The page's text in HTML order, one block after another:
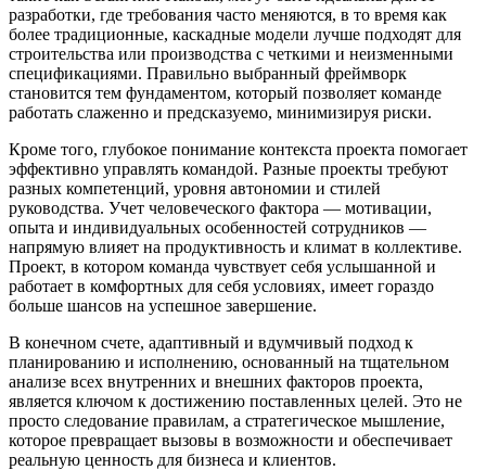
разработки, где требования часто меняются, в то время как
более традиционные, каскадные модели лучше подходят для
строительства или производства с четкими и неизменными
спецификациями. Правильно выбранный фреймворк
становится тем фундаментом, который позволяет команде
работать слаженно и предсказуемо, минимизируя риски.
Кроме того, глубокое понимание контекста проекта помогает
эффективно управлять командой. Разные проекты требуют
разных компетенций, уровня автономии и стилей
руководства. Учет человеческого фактора — мотивации,
опыта и индивидуальных особенностей сотрудников —
напрямую влияет на продуктивность и климат в коллективе.
Проект, в котором команда чувствует себя услышанной и
работает в комфортных для себя условиях, имеет гораздо
больше шансов на успешное завершение.
В конечном счете, адаптивный и вдумчивый подход к
планированию и исполнению, основанный на тщательном
анализе всех внутренних и внешних факторов проекта,
является ключом к достижению поставленных целей. Это не
просто следование правилам, а стратегическое мышление,
которое превращает вызовы в возможности и обеспечивает
реальную ценность для бизнеса и клиентов.